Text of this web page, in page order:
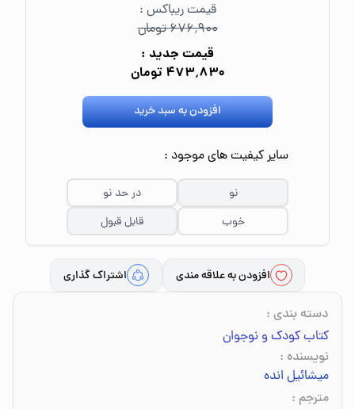
قیمت ریباکس :
۶۷۶٬۹۰۰ تومان
قیمت جدید :
۴۷۳٬۸۳۰ تومان
افزودن به سبد خرید
سایر کیفیت های موجود :
نو
در حد نو
خوب
قابل قبول
افزودن به علاقه مندی اشتراک گذاری
دسته بندی :
کتاب کودک و نوجوان
نویسنده :
میشائیل انده
مترجم :